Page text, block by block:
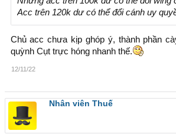
Acc trên 120k dư có thể đổi cánh uy
Chủ acc chưa kịp ghóp ý, thành phần
quỳnh Cụt trực hóng nhanh thế.
12/11/22
Nhân viên Thuế